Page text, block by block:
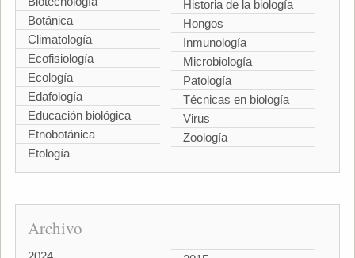
Botánica
Climatología
Ecofisiología
Ecología
Edafología
Educación biológica
Etnobotánica
Etología
Historia de la biología
Hongos
Inmunología
Microbiología
Patología
Técnicas en biología
Virus
Zoología
Archivo